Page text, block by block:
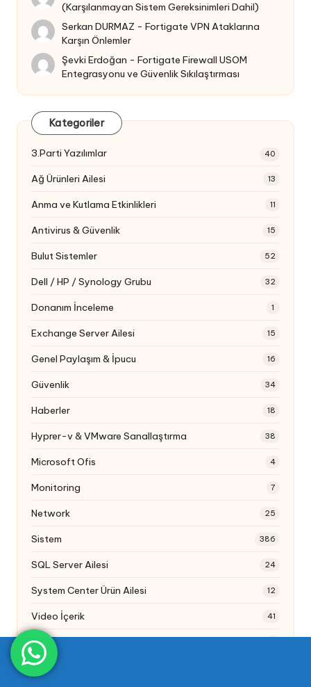
(Karşılanmayan Sistem Gereksinimleri Dahil)
Serkan DURMAZ -Fortigate VPN Ataklarına
Karşın Önlemler
Şevki Erdoğan -Fortigate Firewall USOM
Entegrasyonu ve Güvenlik Sıkılaştırması
Kategoriler
3.Parti Yazılımlar 40
Ağ Ürünleri Ailesi 13
Anma ve Kutlama Etkinlikleri 11
Antivirus & Güvenlik 15
Bulut Sistemler 52
Dell / HP / Synology Grubu 32
Donanım İnceleme 1
Exchange Server Ailesi 15
Genel Paylaşım & İpucu 16
Güvenlik 34
Haberler 18
Hyprer-v & VMware Sanallaştırma 38
Microsoft Ofis 4
Monitoring 7
Network 25
Sistem 386
SQL Server Ailesi 24
System Center Ürün Ailesi 12
Video İçerik 41
Webcast
Windows 7/8/10/11